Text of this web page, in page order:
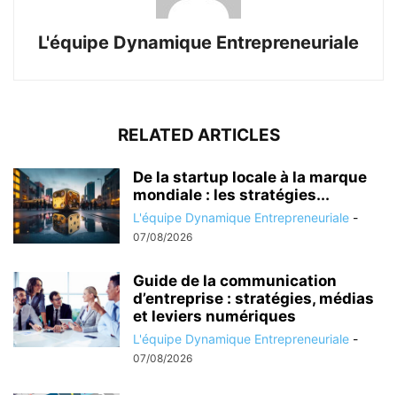
L'équipe Dynamique Entrepreneuriale
RELATED ARTICLES
De la startup locale à la marque
mondiale : les stratégies...
L'équipe Dynamique Entrepreneuriale -
07/08/2026
Guide de la communication
d’entreprise : stratégies, médias
et leviers numériques
L'équipe Dynamique Entrepreneuriale -
07/08/2026